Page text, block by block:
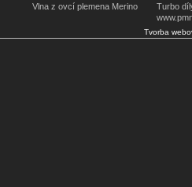
Vlna z ovcí plemena Merino
Turbo
Tvorba